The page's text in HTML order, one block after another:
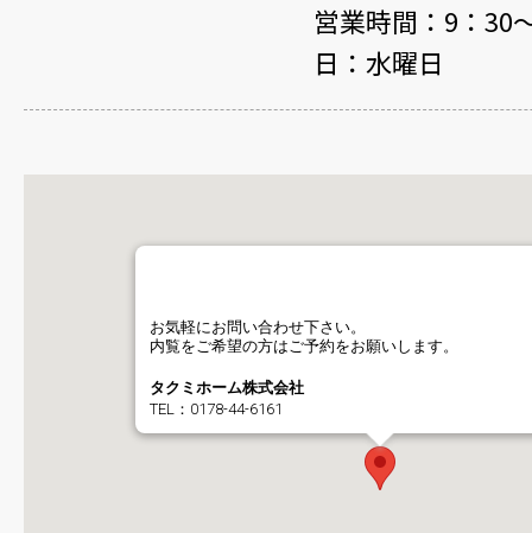
営業時間：9：30
日：水曜日